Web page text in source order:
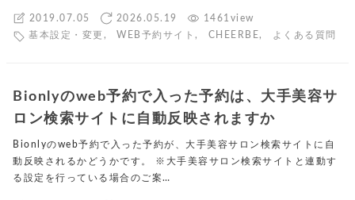
2019.07.05 2026.05.19
1461view
基本設定・変更 , WEB予約サイト , CHEERBE , よくある質問
Bionlyのweb予約で入った予約は、大手美容サ
ロン検索サイトに自動反映されますか
Bionlyのweb予約で入った予約が、大手美容サロン検索サイトに自
動反映されるかどうかです。 ※大手美容サロン検索サイトと連動す
る設定を行っている場合のご案…